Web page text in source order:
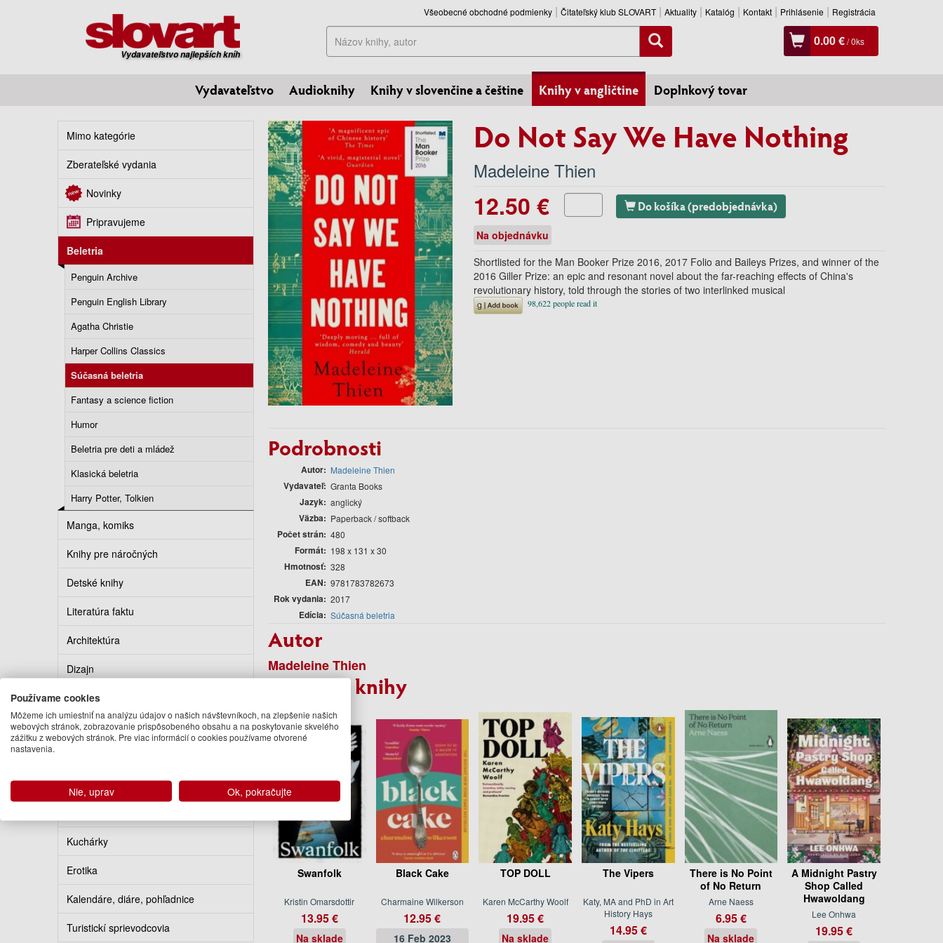
Vydavateľstvo najlepších kníh
Všeobecné obchodné podmienky Čitateľský klub SLOVART Aktuality Katalóg Kontakt Prihlásenie Registrácia
Hľadať 0.00 €/0ks
Vydavateľstvo Audioknihy Knihy v slovenčine a češtine Knihy v angličtine Doplnkový tovar
Mimo kategórie
Zberateľské vydania
Novinky
Pripravujeme
Beletria
Penguin Archive
Penguin English Library
Agatha Christie
Harper Collins Classics
Súčasná beletria
Fantasy a science fiction
Humor
Beletria pre deti a mládež
Klasická beletria
Harry Potter, Tolkien
Manga, komiks
Knihy pre náročných
Detské knihy
Literatúra faktu
Architektúra
Dizajn
Populárna kultúra
Umenie, hudba
Fotografia a film
Kuchárky
Erotika
Kalendáre, diáre, pohľadnice
Turistickí sprievodcovia
Do Not Say We Have Nothing
Madeleine Thien
12.50 € Do košíka (predobjednávka)
Na objednávku
Shortlisted for the Man Booker Prize 2016, 2017 Folio and Baileys Prizes, and winner of the
2016 Giller Prize: an epic and resonant novel about the far-reaching effects of China's
revolutionary history, told through the stories of two interlinked musical
Podrobnosti
Autor Madeleine Thien
Vydavateľ Granta Books
Jazyk anglický
Väzba Paperback / softback
Počet strán 480
Formát 198 x 131 x 30
Hmotnosť 328
EAN 9781783782673
Rok vydania 2017
Edícia Súčasná beletria
Autor
Madeleine Thien
Podobné knihy
Swanfolk
Kristin Omarsdottir
13.95 €
Na sklade
Black Cake
Charmaine Wilkerson
12.95 €
16 Feb 2023
TOP DOLL
Karen McCarthy Woolf
19.95 €
Na sklade
The Vipers
Katy, MA and PhD in Art
History Hays
14.95 €
There is No Point
of No Return
Arne Naess
6.95 €
Na sklade
A Midnight Pastry
Shop Called
Hwawoldang
Lee Onhwa
19.95 €
Používame cookies
Môžeme ich umiestniť na analýzu údajov o našich návštevníkoch, na zlepšenie našich
webových stránok, zobrazovanie prispôsobeného obsahu a na poskytovanie skvelého
zážitku z webových stránok. Pre viac informácií o cookies používame otvorené
nastavenia.
Nie, uprav Ok, pokračujte